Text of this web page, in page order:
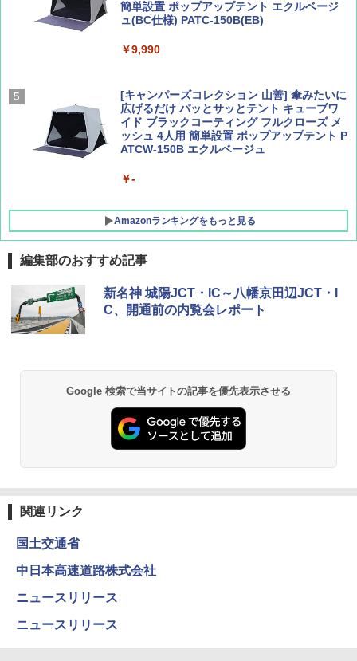
AIRLINE（エアライン）2026年9月号【特
集】ボーイング110周年を祝して！
￥1,760
A26 地球の歩き方 チェコ ポーランド スロヴ
ァキア 2026～2027 地球の歩き方A ヨーロッ
簡単設置 ポップアップテント エクルベージ
ュ(BC仕様) PATC-150B(EB)
￥9,990
[キャンパーズコレクション 山善] 傘みたいに
広げるだけ パッとサッとテント キューブワ
イド ブラックコーティング フルクローズ メ
ッシュ 4人用 簡単設置 ポップアップテント P
ATCW-150B エクルベージュ
￥-
Amazonランキングをもっと見る
DEWEL パラソル 大型 ビーチ アウトドアパ
ラソル ガーデン サイトシート付 折りたたみ
防水 UVカット 4段階高さ調整 軽量 収納袋付
026リニューアル 急速冷凍 空間倍増 衛生的
コンパクト 保冷力長持ち
関の購入実績 登山・キャンプ・アウトドア・
編集部のおすすめ記事
新名神 城陽JCT・IC～八幡京田辺JCT・I
C、開通前の内覧会レポート
Google 検索で当サイトの記事を優先表示させる
関連リンク
国土交通省
中日本高速道路株式会社
ニュースリリース
ニュースリリース